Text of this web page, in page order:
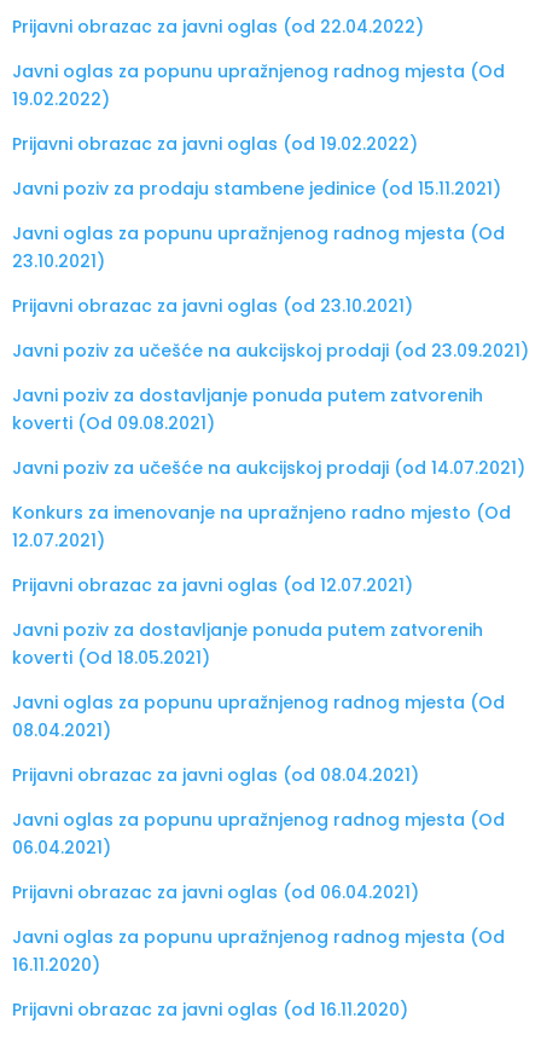
Prijavni obrazac za javni oglas (od 22.04.2022)
Javni oglas za popunu upražnjenog radnog mjesta (Od
19.02.2022)
Prijavni obrazac za javni oglas (od 19.02.2022)
Javni poziv za prodaju stambene jedinice (od 15.11.2021)
Javni oglas za popunu upražnjenog radnog mjesta (Od
23.10.2021)
Prijavni obrazac za javni oglas (od 23.10.2021)
Javni poziv za učešće na aukcijskoj prodaji (od 23.09.2021)
Javni poziv za dostavljanje ponuda putem zatvorenih
koverti (Od 09.08.2021)
Javni poziv za učešće na aukcijskoj prodaji (od 14.07.2021)
Konkurs za imenovanje na upražnjeno radno mjesto (Od
12.07.2021)
Prijavni obrazac za javni oglas (od 12.07.2021)
Javni poziv za dostavljanje ponuda putem zatvorenih
koverti (Od 18.05.2021)
Javni oglas za popunu upražnjenog radnog mjesta (Od
08.04.2021)
Prijavni obrazac za javni oglas (od 08.04.2021)
Javni oglas za popunu upražnjenog radnog mjesta (Od
06.04.2021)
Prijavni obrazac za javni oglas (od 06.04.2021)
Javni oglas za popunu upražnjenog radnog mjesta (Od
16.11.2020)
Prijavni obrazac za javni oglas (od 16.11.2020)